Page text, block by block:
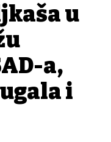
u
a,
i